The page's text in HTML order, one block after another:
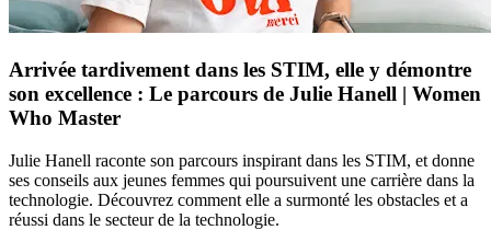
Arrivée tardivement dans les STIM, elle y démontre
son excellence : Le parcours de Julie Hanell | Women
Who Master
Julie Hanell raconte son parcours inspirant dans les STIM, et donne
ses conseils aux jeunes femmes qui poursuivent une carrière dans la
technologie. Découvrez comment elle a surmonté les obstacles et a
réussi dans le secteur de la technologie.